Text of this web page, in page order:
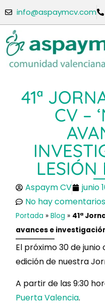
info@aspaymcv.com
41ª
CV –
LESIÓN
Aspaym CV junio
No hay comentarios
Portada »Blog » 41ª
avances e
El próximo 30 de
edición de nuestra
A partir de las 9:30
Puerta Valencia.